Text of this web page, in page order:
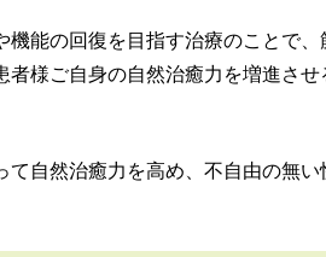
能の回復を目指す治療のことで
様ご自身の自然治癒力を増進させ
自然治癒力を高め、不自由の無